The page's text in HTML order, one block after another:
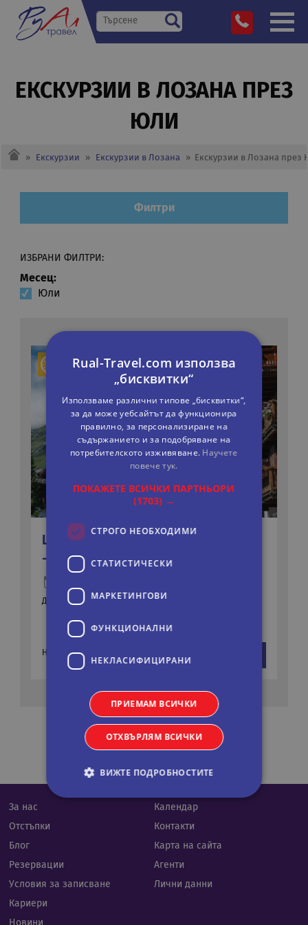
ЕКСКУРЗИИ В ЛОЗАНА ПРЕЗ
ЮЛИ
» Екскурзии » Екскурзии в Лозана » Екскурзии в Лозана през
Филтри
ИЗБРАНИ ФИЛТРИ:
Месец:
Юли
ШВЕЙЦАРСКА МАГИЯ С МАТЕРХОРН
- ОТ ВАРНА
Дати:
На цени от:
1876 лв.
За нас
Отстъпки
Блог
Резервации
Условия за записване
Календар
Контакти
Карта на сайта
Агенти
Лични данни
Кариери
Rual-Travel.com използва
„бисквитки“
Използваме различни типове „бисквитки“,
за да може уебсайтът да функционира
правилно, за персонализиране на
съдържанието и за подобряване на
потребителското изживяване. Научете
повече тук.
ПОКАЖЕТЕ ВСИЧКИ ПАРТНЬОРИ
(1703) →
СТРОГО НЕОБХОДИМИ
СТАТИСТИЧЕСКИ
МАРКЕТИНГOВИ
ФУНКЦИОНАЛНИ
НЕКЛАСИФИЦИРАНИ
ПРИЕМАМ ВСИЧКИ
ОТХВЪРЛЯМ ВСИЧКИ
ВИЖТЕ ПОДРОБНОСТИТЕ
Строго необходими
Статистически
Функционални
Некласифицирани
Строго необходимите бисквитки позволяват